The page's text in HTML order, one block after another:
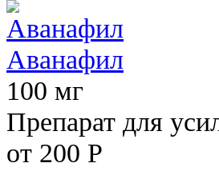
Аванафил
100 мг
Препарат для
от 200 Р